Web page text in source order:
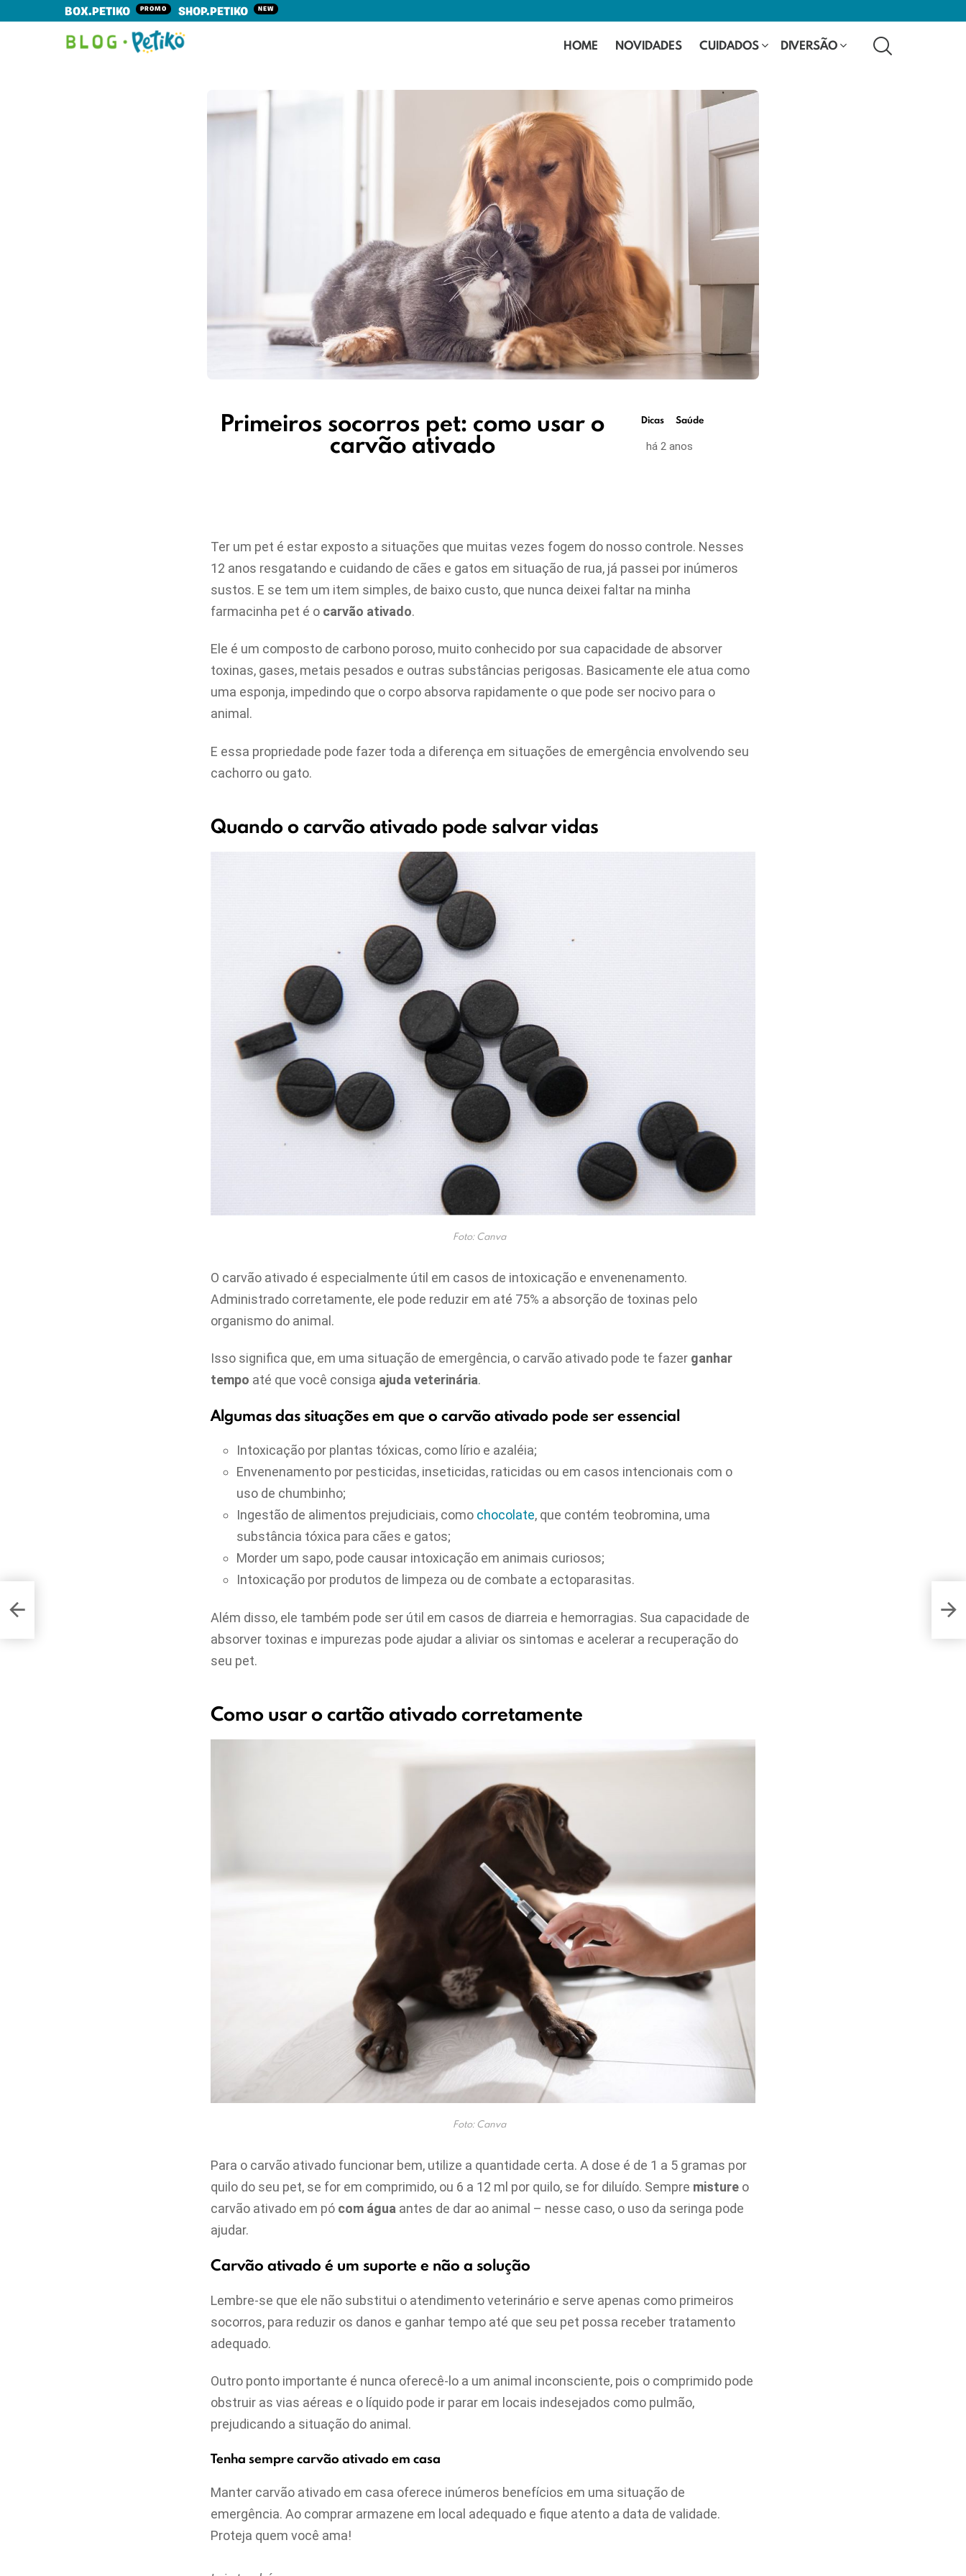
BOX.PETIKO PROMO SHOP.PETIKO NEW
HOME NOVIDADES CUIDADOS DIVERSÃO
Primeiros socorros pet: como usar o
carvão ativado
Dicas Saúde
há 2 anos
Ter um pet é estar exposto a situações que muitas vezes fogem do nosso controle. Nesses
12 anos resgatando e cuidando de cães e gatos em situação de rua, já passei por inúmeros
sustos. E se tem um item simples, de baixo custo, que nunca deixei faltar na minha
farmacinha pet é o carvão ativado.
Ele é um composto de carbono poroso, muito conhecido por sua capacidade de absorver
toxinas, gases, metais pesados e outras substâncias perigosas. Basicamente ele atua como
uma esponja, impedindo que o corpo absorva rapidamente o que pode ser nocivo para o
animal.
E essa propriedade pode fazer toda a diferença em situações de emergência envolvendo seu
cachorro ou gato.
Quando o carvão ativado pode salvar vidas
Foto: Canva
O carvão ativado é especialmente útil em casos de intoxicação e envenenamento.
Administrado corretamente, ele pode reduzir em até 75% a absorção de toxinas pelo
organismo do animal.
Isso significa que, em uma situação de emergência, o carvão ativado pode te fazer ganhar
tempo até que você consiga ajuda veterinária.
Algumas das situações em que o carvão ativado pode ser essencial
Intoxicação por plantas tóxicas, como lírio e azaléia;
Envenenamento por pesticidas, inseticidas, raticidas ou em casos intencionais com o
uso de chumbinho;
Ingestão de alimentos prejudiciais, como chocolate, que contém teobromina, uma
substância tóxica para cães e gatos;
Morder um sapo, pode causar intoxicação em animais curiosos;
Intoxicação por produtos de limpeza ou de combate a ectoparasitas.
Além disso, ele também pode ser útil em casos de diarreia e hemorragias. Sua capacidade de
absorver toxinas e impurezas pode ajudar a aliviar os sintomas e acelerar a recuperação do
seu pet.
Como usar o cartão ativado corretamente
Foto: Canva
Para o carvão ativado funcionar bem, utilize a quantidade certa. A dose é de 1 a 5 gramas por
quilo do seu pet, se for em comprimido, ou 6 a 12 ml por quilo, se for diluído. Sempre misture o
carvão ativado em pó com água antes de dar ao animal – nesse caso, o uso da seringa pode
ajudar.
Carvão ativado é um suporte e não a solução
Lembre-se que ele não substitui o atendimento veterinário e serve apenas como primeiros
socorros, para reduzir os danos e ganhar tempo até que seu pet possa receber tratamento
adequado.
Outro ponto importante é nunca oferecê-lo a um animal inconsciente, pois o comprimido pode
obstruir as vias aéreas e o líquido pode ir parar em locais indesejados como pulmão,
prejudicando a situação do animal.
Tenha sempre carvão ativado em casa
Manter carvão ativado em casa oferece inúmeros benefícios em uma situação de
emergência. Ao comprar armazene em local adequado e fique atento a data de validade.
Proteja quem você ama!
6